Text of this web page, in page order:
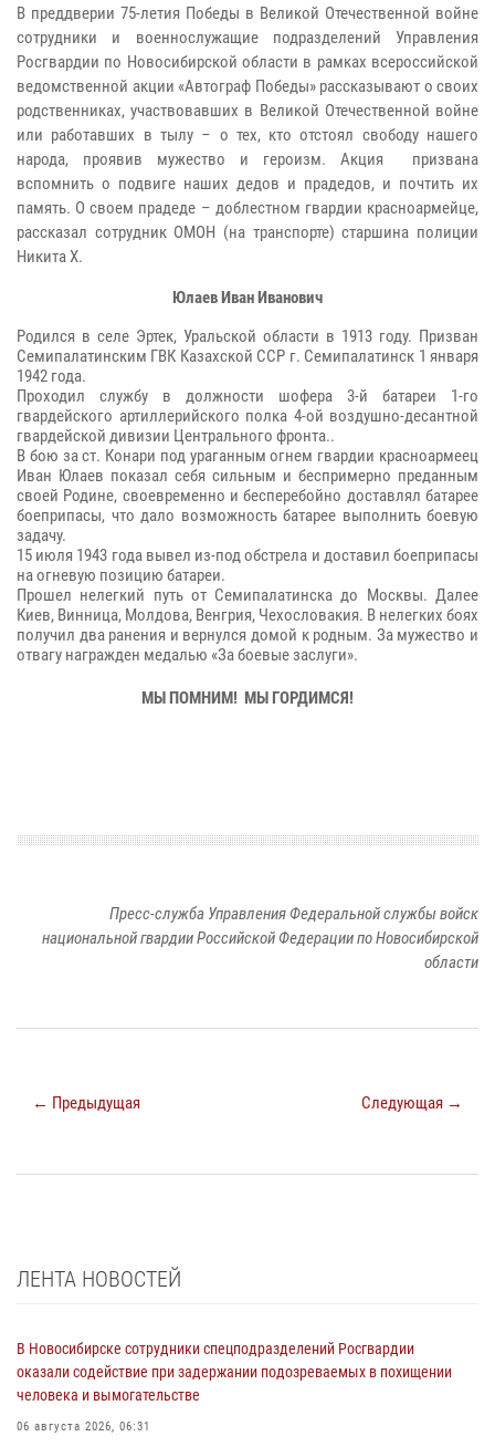
В преддверии 75-летия Победы в Великой Отечественной войне
сотрудники и военнослужащие подразделений Управления
Росгвардии по Новосибирской области в рамках всероссийской
ведомственной акции «Автограф Победы» рассказывают о своих
родственниках, участвовавших в Великой Отечественной войне
или работавших в тылу – о тех, кто отстоял свободу нашего
народа, проявив мужество и героизм. Акция призвана
вспомнить о подвиге наших дедов и прадедов, и почтить их
память. О своем прадеде – доблестном гвардии красноармейце,
рассказал сотрудник ОМОН (на транспорте) старшина полиции
Никита Х.
Юлаев Иван Иванович
Родился в селе Эртек, Уральской области в 1913 году. Призван
Семипалатинским ГВК Казахской ССР г. Семипалатинск 1 января
1942 года.
Проходил службу в должности шофера 3-й батареи 1-го
гвардейского артиллерийского полка 4-ой воздушно-десантной
гвардейской дивизии Центрального фронта..
В бою за ст. Конари под ураганным огнем гвардии красноармеец
Иван Юлаев показал себя сильным и беспримерно преданным
своей Родине, своевременно и бесперебойно доставлял батарее
боеприпасы, что дало возможность батарее выполнить боевую
задачу.
15 июля 1943 года вывел из-под обстрела и доставил боеприпасы
на огневую позицию батареи.
Прошел нелегкий путь от Семипалатинска до Москвы. Далее
Киев, Винница, Молдова, Венгрия, Чехословакия. В нелегких боях
получил два ранения и вернулся домой к родным. За мужество и
отвагу награжден медалью «За боевые заслуги».
МЫ ПОМНИМ! МЫ ГОРДИМСЯ!
Пресс-служба Управления Федеральной службы войск
национальной гвардии Российской Федерации по Новосибирской
области
← Предыдущая Следующая →
ЛЕНТА НОВОСТЕЙ
В Новосибирске сотрудники спецподразделений Росгвардии
оказали содействие при задержании подозреваемых в похищении
человека и вымогательстве
06 августа 2026, 06:31